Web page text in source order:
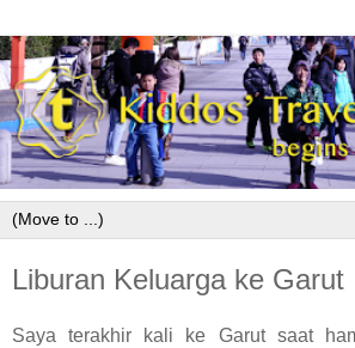
Liburan Keluarga ke Garut
Saya terakhir kali ke Garut saat